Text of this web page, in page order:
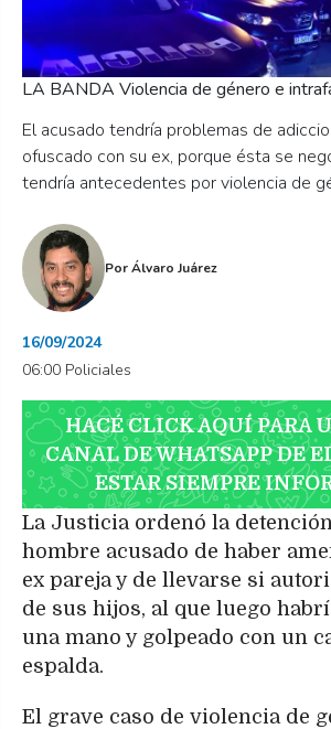
El acusado tendría problemas de
ofuscado con su ex, porque ésta se
tendría antecedentes por violencia de
LA BANDA Violencia de género e
PorÁlvaro Juárez
16/09/2024
06:00 Policiales
HACÉ CLICK AQUÍ PARA
CANAL DE WHATSAPP DE
ESTAR SIEMPRE
La Justicia ordenó la
hombre acusado de haber
ex pareja y de llevarse si
de sus hijos, al que luego
una mano y golpeado con un
espalda.
El grave caso de violencia de